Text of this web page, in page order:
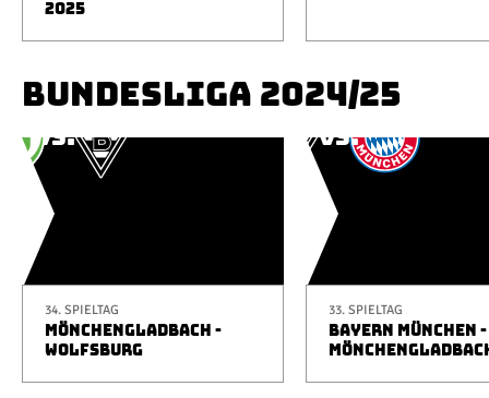
2025
BUNDESLIGA 2024/25
34. SPIELTAG
MÖNCHENGLADBACH -
WOLFSBURG
33. SPIELTAG
BAYERN MÜNCHEN -